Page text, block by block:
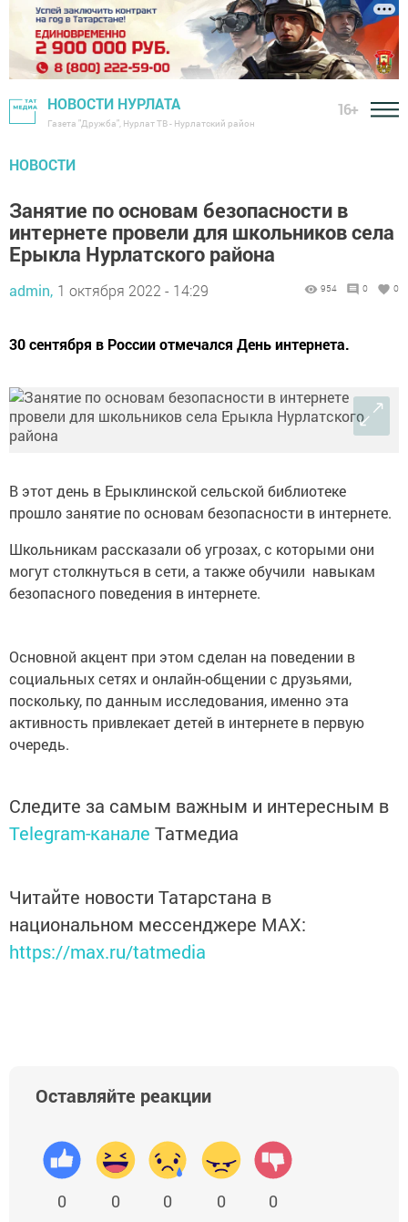
НОВОСТИ НУРЛАТА
Газета "Дружба", Нурлат ТВ - Нурлатский район
16+
НОВОСТИ
Занятие по основам безопасности в
интернете провели для школьников села
Ерыкла Нурлатского района
admin, 1 октября 2022 - 14:29 954 0 0
30 сентября в России отмечался День интернета.
В этот день в Ерыклинской сельской библиотеке
прошло занятие по основам безопасности в интернете.
Школьникам рассказали об угрозах, с которыми они
могут столкнуться в сети, а также обучили навыкам
безопасного поведения в интернете.
Основной акцент при этом сделан на поведении в
социальных сетях и онлайн-общении с друзьями,
поскольку, по данным исследования, именно эта
активность привлекает детей в интернете в первую
очередь.
Следите за самым важным и интересным в
Telegram-канале Татмедиа
Читайте новости Татарстана в
национальном мессенджере MАХ:
https://max.ru/tatmedia
Оставляйте реакции
0 0 0 0 0